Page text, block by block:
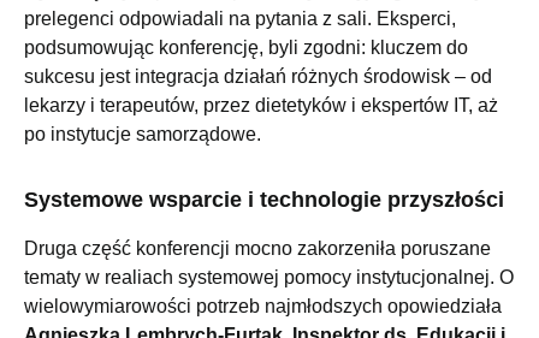
prelegenci odpowiadali na pytania z sali. Eksperci,
podsumowując konferencję, byli zgodni: kluczem do
sukcesu jest integracja działań różnych środowisk – od
lekarzy i terapeutów, przez dietetyków i ekspertów IT, aż
po instytucje samorządowe.
Systemowe wsparcie i technologie przyszłości
Druga część konferencji mocno zakorzeniła poruszane
tematy w realiach systemowej pomocy instytucjonalnej. O
wielowymiarowości potrzeb najmłodszych opowiedziała